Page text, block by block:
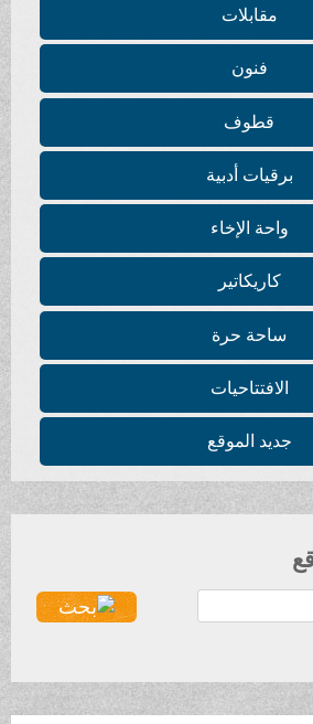
مقابلات
فنون
قطوف
برقيات أدبية
واحة الإخاء
كاريكاتير
ساحة حرة
الافتتاحيات
جديد الموقع